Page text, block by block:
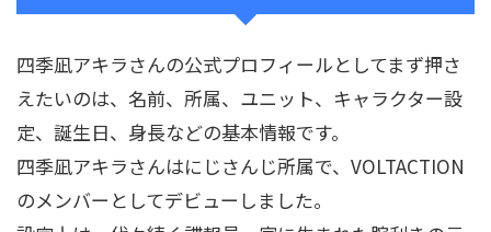
四季凪アキラさんの公式プロフィールとしてまず押さ
えたいのは、名前、所属、ユニット、キャラクター設
定、誕生日、身長などの基本情報です。
四季凪アキラさんはにじさんじ所属で、VOLTACTION
のメンバーとしてデビューしました。